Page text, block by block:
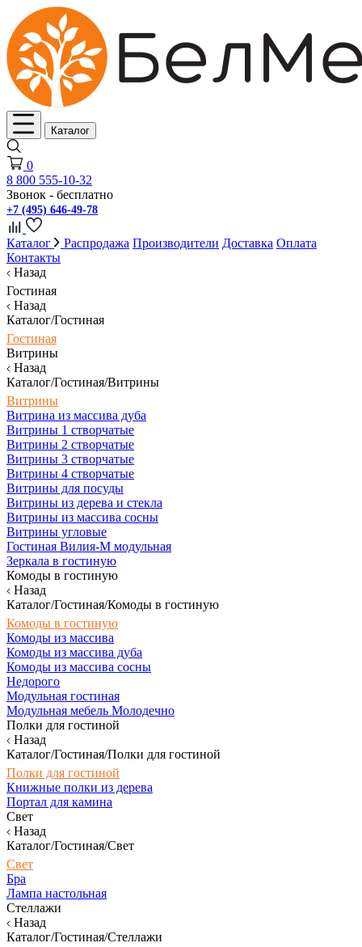
Каталог
0
8 800 555-10-32
Звонок - бесплатно
+7 (495) 646-49-78
Каталог Распродажа Производители Доставка Оплата
Контакты
Назад
Гостиная
Назад
Каталог/Гостиная
Гостиная
Витрины
Назад
Каталог/Гостиная/Витрины
Витрины
Витрина из массива дуба
Витрины 1 створчатые
Витрины 2 створчатые
Витрины 3 створчатые
Витрины 4 створчатые
Витрины для посуды
Витрины из дерева и стекла
Витрины из массива сосны
Витрины угловые
Гостиная Вилия-М модульная
Зеркала в гостиную
Комоды в гостиную
Назад
Каталог/Гостиная/Комоды в гостиную
Комоды в гостиную
Комоды из массива
Комоды из массива дуба
Комоды из массива сосны
Недорого
Модульная гостиная
Модульная мебель Молодечно
Полки для гостиной
Назад
Каталог/Гостиная/Полки для гостиной
Полки для гостиной
Книжные полки из дерева
Портал для камина
Свет
Назад
Каталог/Гостиная/Свет
Свет
Бра
Лампа настольная
Стеллажи
Назад
Каталог/Гостиная/Стеллажи